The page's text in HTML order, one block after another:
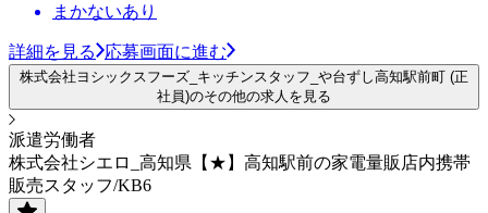
まかないあり
詳細を見る 応募画面に進む
株式会社ヨシックスフーズ_キッチンスタッフ_や台ずし高知駅前町 (正
社員)のその他の求人を見る
派遣労働者
株式会社シエロ_高知県【★】高知駅前の家電量販店内携帯
販売スタッフ/KB6